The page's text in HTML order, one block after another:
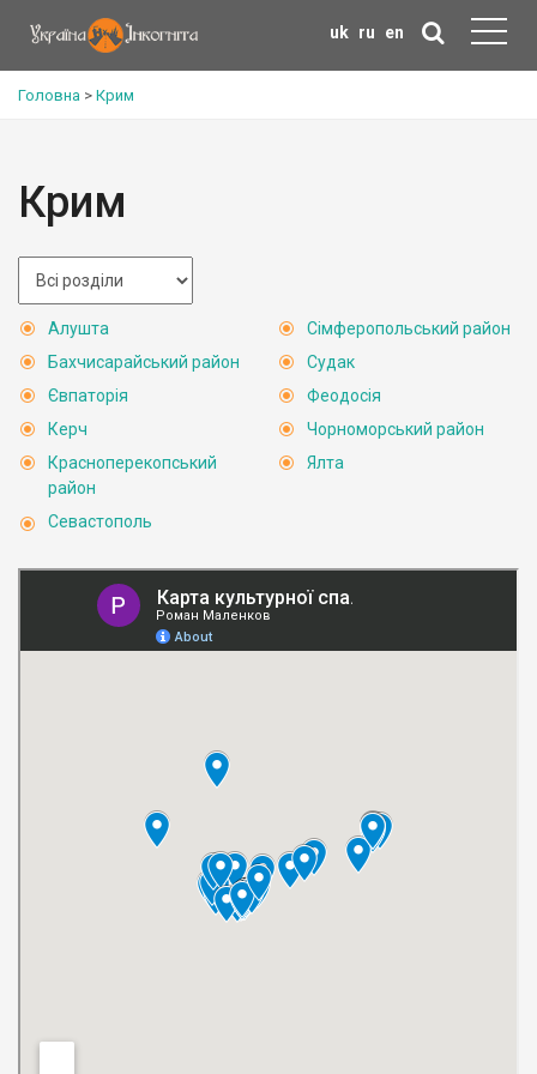
uk ru en
Головна > Крим
Крим
Алушта
Бахчисарайський район
Євпаторія
Керч
Красноперекопський
район
Севастополь
Сімферопольський район
Судак
Феодосія
Чорноморський район
Ялта